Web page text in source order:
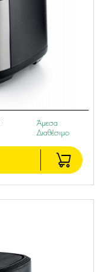
Άμεσα
Διαθέσιμο